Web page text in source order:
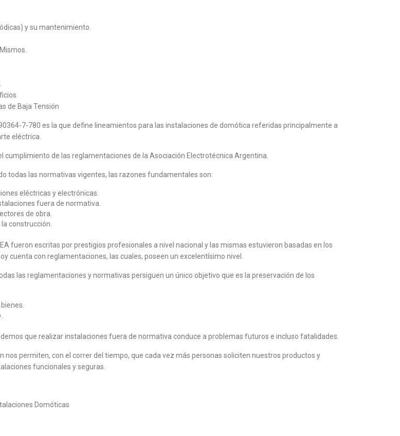
y su mantenimiento.
de Baja Tensión
7-780 es la que define lineamientos para las instalaciones de domótica referidas principalmente a
eléctrica.
cumplimiento de las reglamentaciones de la Asociación Electrotécnica Argentina.
todas las normativas vigentes, las razones fundamentales son:
eléctricas y electrónicas.
fuera de normativa.
de obra.
construcción.
fueron escritas por prestigios profesionales a nivel nacional y las mismas estuvieron basadas en los
cuenta con reglamentaciones, las cuales, poseen un excelentísimo nivel.
las reglamentaciones y normativas persiguen un único objetivo que es la preservación de los
que realizar instalaciones fuera de normativa conduce a problemas futuros e incluso fatalidades.
permiten, con el correr del tiempo, que cada vez más personas soliciten nuestros productos y
funcionales y seguras.